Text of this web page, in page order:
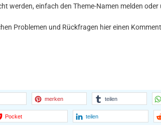
werden, einfach den Theme-Namen melden
Problemen und Rückfragen hier einen
merken teilen
Pocket teilen